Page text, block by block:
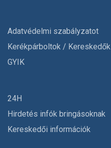
Adatvédelmi szabályzatot
Kerékpárboltok / Kereskedők
GYIK
24H
Hirdetés infók bringásoknak
Kereskedői információk